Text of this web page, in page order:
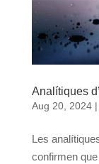
Analítiques
Aug 20, 2024|
Les
confirmen